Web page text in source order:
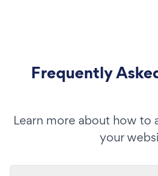
Frequently
Learn more about how to
your